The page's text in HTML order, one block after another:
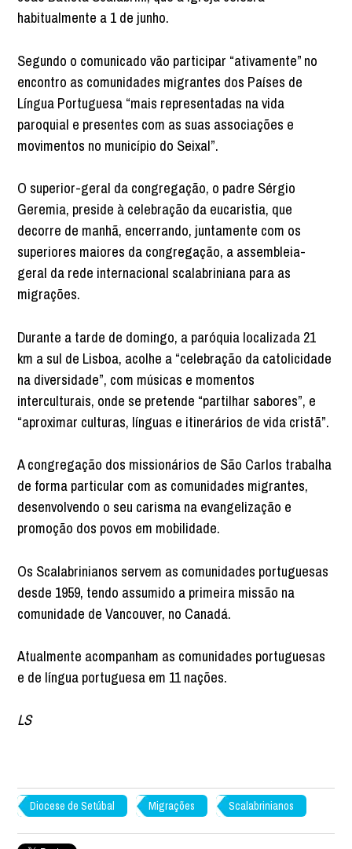
habitualmente a 1 de junho.
Segundo o comunicado vão participar “ativamente” no
encontro as comunidades migrantes dos Países de
Língua Portuguesa “mais representadas na vida
paroquial e presentes com as suas associações e
movimentos no município do Seixal”.
O superior-geral da congregação, o padre Sérgio
Geremia, preside à celebração da eucaristia, que
decorre de manhã, encerrando, juntamente com os
superiores maiores da congregação, a assembleia-
geral da rede internacional scalabriniana para as
migrações.
Durante a tarde de domingo, a paróquia localizada 21
km a sul de Lisboa, acolhe a “celebração da catolicidade
na diversidade”, com músicas e momentos
interculturais, onde se pretende “partilhar sabores”, e
“aproximar culturas, línguas e itinerários de vida cristã”.
A congregação dos missionários de São Carlos trabalha
de forma particular com as comunidades migrantes,
desenvolvendo o seu carisma na evangelização e
promoção dos povos em mobilidade.
Os Scalabrinianos servem as comunidades portuguesas
desde 1959, tendo assumido a primeira missão na
comunidade de Vancouver, no Canadá.
Atualmente acompanham as comunidades portuguesas
e de língua portuguesa em 11 nações.
LS
Diocese de Setúbal Migrações Scalabrinianos